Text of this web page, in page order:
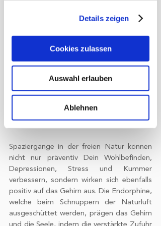
geografische Lage erfassen,
Ihr Gerät durch aktives Scannen
nach bestimmten Merkmalen
(Fingerprinting) identifizieren
Erfahren Sie mehr darüber, wie Ihre
persönlichen Daten verarbeitet werden,
Abschnitt Einzelheitenfest.
Wir verwenden Cookies, um Inhalte
und Anzeigen zu personalisieren,
Funktionen für soziale Medien anbieten
zu können und die Zugriffe auf unsere
Website zu analysieren. Außerdem
geben wir Informationen zu Ihrer
Details zeigen
Cookies zulassen
Auswahl erlauben
Ablehnen
beschwingendes und amüsantes
Spaziergänge in der freien Natur können
nicht nur präventiv Dein Wohlbefinden,
Depressionen, Stress und Kummer
verbessern, sondern wirken sich ebenfalls
positiv auf das Gehirn aus. Die Endorphine,
welche beim Schnuppern der Naturluft
ausgeschüttet werden, prägen das Gehirn